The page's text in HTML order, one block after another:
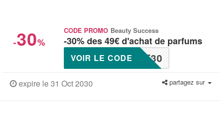
-30%
CODE PROMO Beauty Success
-30% des 49€ d'achat de parfums
T30
VOIR LE CODE
expire le 31 Oct 2030 partagez sur